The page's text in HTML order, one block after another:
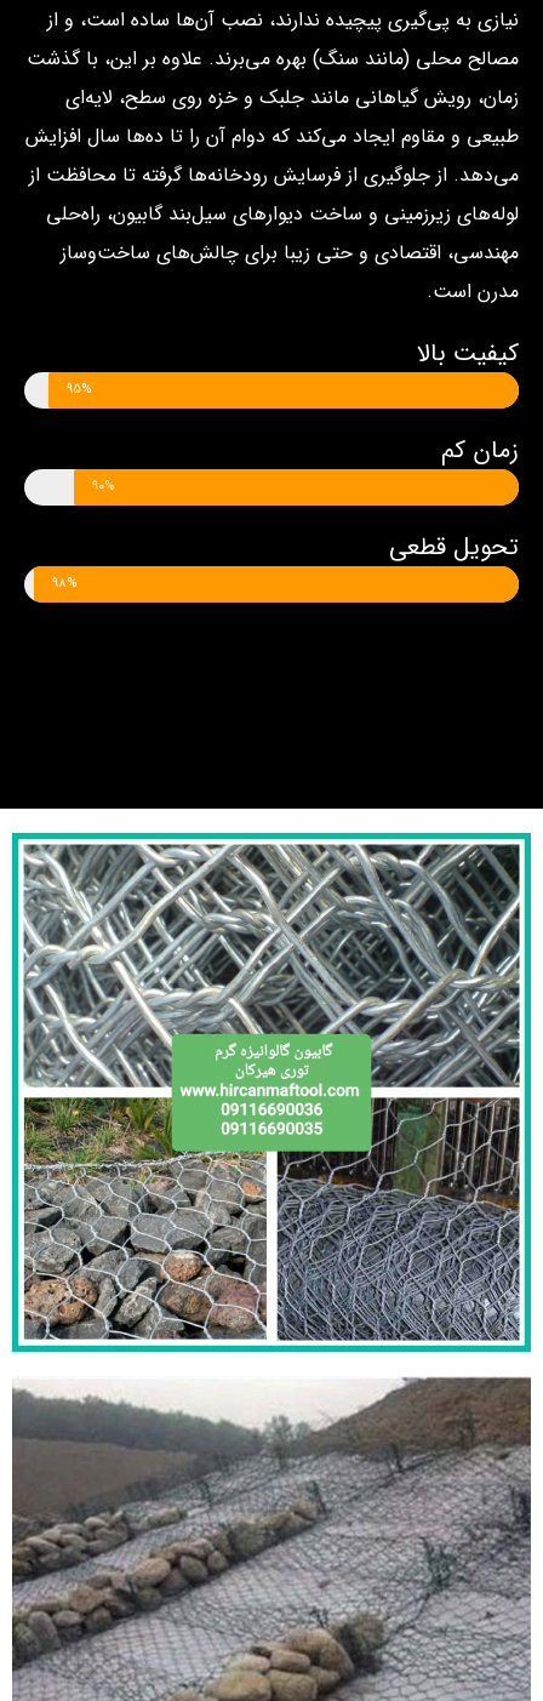
نیازی به پی‌گیری پیچیده ندارند، نصب آن‌ها ساده است، و از
مصالح محلی (مانند سنگ) بهره می‌برند. علاوه بر این، با گذشت
زمان، رویش گیاهانی مانند جلبک و خزه روی سطح، لایه‌ای
طبیعی و مقاوم ایجاد می‌کند که دوام آن را تا ده‌ها سال افزایش
می‌دهد. از جلوگیری از فرسایش رودخانه‌ها گرفته تا محافظت از
لوله‌های زیرزمینی و ساخت دیوارهای سیل‌بند گابیون، راه‌حلی
مهندسی، اقتصادی و حتی زیبا برای چالش‌های ساخت‌وساز
مدرن است.
کیفیت بالا
95%
زمان کم
90%
تحویل قطعی
98%